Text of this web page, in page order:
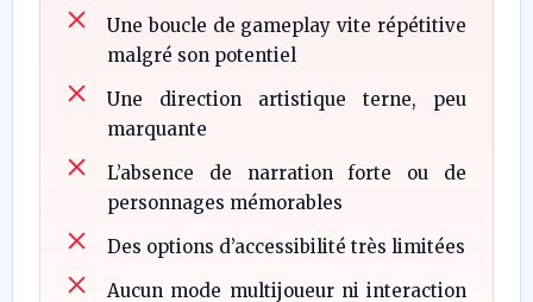
Une boucle de gameplay vite répétitive
malgré son potentiel
Une direction artistique terne, peu
marquante
L’absence de narration forte ou de
personnages mémorables
Des options d’accessibilité très limitées
Aucun mode multijoueur ni interaction